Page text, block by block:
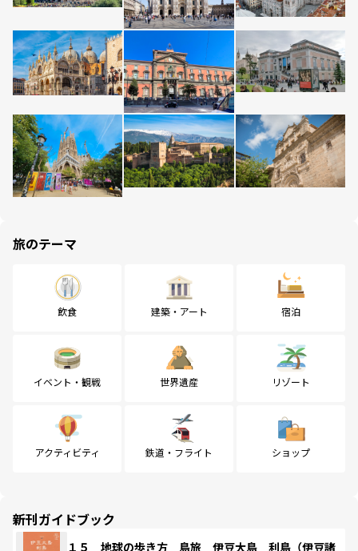
旅のテーマ
飲食 建築・アート 宿泊
イベント・観戦 世界遺産 リゾート
アクティビティ 鉄道・フライト ショップ
新刊ガイドブック
１５ 地球の歩き方 島旅 伊豆大島 利島（伊豆諸